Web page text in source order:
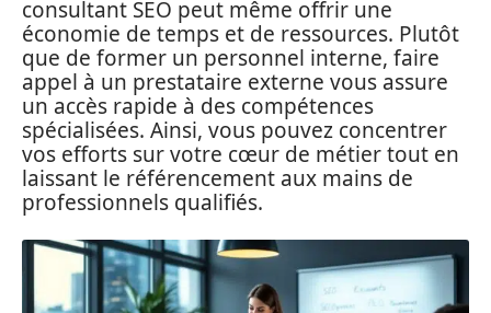
consultant SEO peut même offrir une
économie de temps et de ressources. Plutôt
que de former un personnel interne, faire
appel à un prestataire externe vous assure
un accès rapide à des compétences
spécialisées. Ainsi, vous pouvez concentrer
vos efforts sur votre cœur de métier tout en
laissant le référencement aux mains de
professionnels qualifiés.